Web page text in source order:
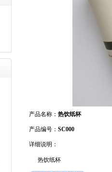
产品名称：热饮纸杯
产品编号：SC000
详细说明：
热饮纸杯